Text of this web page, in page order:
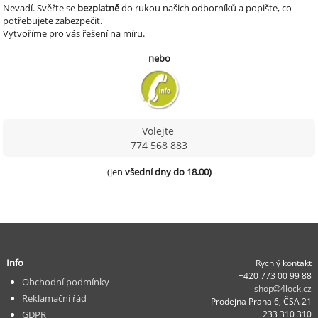
Nevadí.Svěřte se bezplatnědo rukou našich odborníků a popište, co
potřebujete zabezpečit.
Vytvoříme pro vás řešení na míru.
nebo
Volejte
774 568 883
(jen všední dny do 18.00)
Rychlý kontakt
+420 773 00 99 88
shop
4lock.cz
Prodejna Praha 6, ČSA 21
233 310 310
Info
Obchodní podmínky
Reklamační řád
GDPR